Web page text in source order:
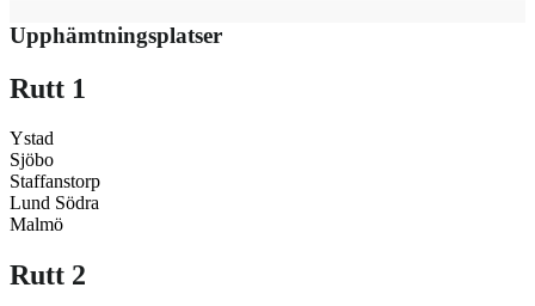
Upphämtningsplatser
Rutt 1
Ystad
Sjöbo
Staffanstorp
Lund Södra
Malmö
Rutt 2